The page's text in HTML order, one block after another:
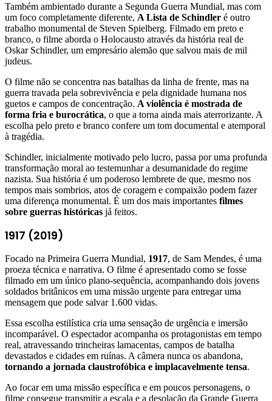
Também ambientado durante a Segunda Guerra Mundial, mas com
um foco completamente diferente, A Lista de Schindler é outro
trabalho monumental de Steven Spielberg. Filmado em preto e
branco, o filme aborda o Holocausto através da história real de
Oskar Schindler, um empresário alemão que salvou mais de mil
judeus.
O filme não se concentra nas batalhas da linha de frente, mas na
guerra travada pela sobrevivência e pela dignidade humana nos
guetos e campos de concentração. A violência é mostrada de
forma fria e burocrática, o que a torna ainda mais aterrorizante. A
escolha pelo preto e branco confere um tom documental e atemporal
à tragédia.
Schindler, inicialmente motivado pelo lucro, passa por uma profunda
transformação moral ao testemunhar a desumanidade do regime
nazista. Sua história é um poderoso lembrete de que, mesmo nos
tempos mais sombrios, atos de coragem e compaixão podem fazer
uma diferença monumental. É um dos mais importantes filmes
sobre guerras históricas já feitos.
1917 (2019)
Focado na Primeira Guerra Mundial, 1917, de Sam Mendes, é uma
proeza técnica e narrativa. O filme é apresentado como se fosse
filmado em um único plano-sequência, acompanhando dois jovens
soldados britânicos em uma missão urgente para entregar uma
mensagem que pode salvar 1.600 vidas.
Essa escolha estilística cria uma sensação de urgência e imersão
incomparável. O espectador acompanha os protagonistas em tempo
real, atravessando trincheiras lamacentas, campos de batalha
devastados e cidades em ruínas. A câmera nunca os abandona,
tornando a jornada claustrofóbica e implacavelmente tensa.
Ao focar em uma missão específica e em poucos personagens, o
filme consegue transmitir a escala e a desolação da Grande Guerra